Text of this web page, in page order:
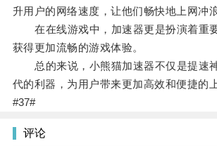
升用户的网络速度，让他们畅快地上网冲浪
在在线游戏中，加速器更是扮演着重
获得更加流畅的游戏体验。
总的来说，小熊猫加速器不仅是提速
代的利器，为用户带来更加高效和便捷的
#37#
评论